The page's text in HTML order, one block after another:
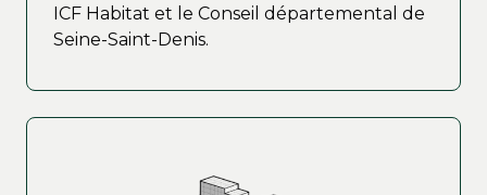
ICF Habitat et le Conseil départemental de
Seine-Saint-Denis.